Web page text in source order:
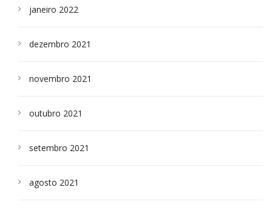
janeiro 2022
dezembro 2021
novembro 2021
outubro 2021
setembro 2021
agosto 2021